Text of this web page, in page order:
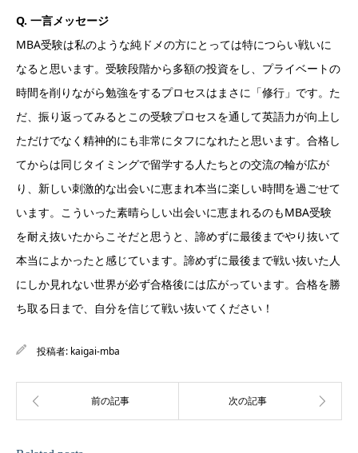
Q. 一言メッセージ
MBA受験は私のような純ドメの方にとっては特につらい戦いに
なると思います。受験段階から多額の投資をし、プライベートの
時間を削りながら勉強をするプロセスはまさに「修行」です。た
だ、振り返ってみるとこの受験プロセスを通して英語力が向上し
ただけでなく精神的にも非常にタフになれたと思います。合格し
てからは同じタイミングで留学する人たちとの交流の輪が広が
り、新しい刺激的な出会いに恵まれ本当に楽しい時間を過ごせて
います。こういった素晴らしい出会いに恵まれるのもMBA受験
を耐え抜いたからこそだと思うと、諦めずに最後までやり抜いて
本当によかったと感じています。諦めずに最後まで戦い抜いた人
にしか見れない世界が必ず合格後には広がっています。合格を勝
ち取る日まで、自分を信じて戦い抜いてください！
投稿者: kaigai-mba